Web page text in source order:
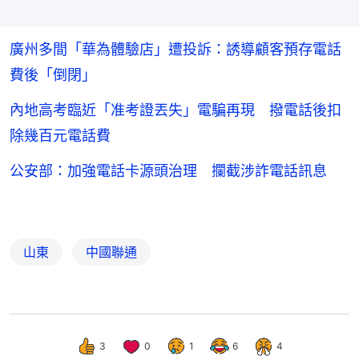
廣州多間「華為體驗店」遭投訴：誘導顧客預存電話
費後「倒閉」
內地高考臨近「准考證丟失」電騙再現 撥電話後扣
除幾百元電話費
公安部：加強電話卡源頭治理 攔截涉詐電話訊息
山東 中國聯通
3 0 1 6 4